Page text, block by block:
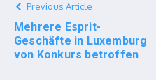
Previous Article
Mehrere Esprit-
Geschäfte in Luxemburg
von Konkurs betroffen